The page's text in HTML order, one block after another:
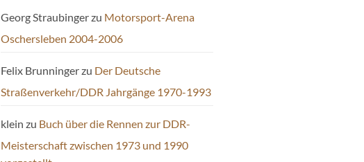
Georg Straubingerzu Motorsport-Arena
Oschersleben 2004-2006
Felix Brunningerzu Der Deutsche
Straßenverkehr/DDR Jahrgänge 1970-1993
klein zu Buch über die Rennen zur DDR-
Meisterschaft zwischen 1973 und 1990